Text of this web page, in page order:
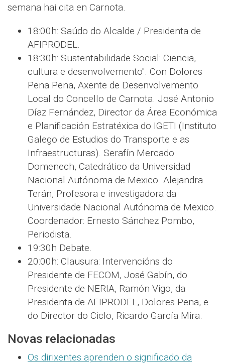
semana hai cita en Carnota.
18:00h: Saúdo do Alcalde / Presidenta de
AFIPRODEL.
18:30h: Sustentabilidade Social: Ciencia,
cultura e desenvolvemento". Con Dolores
Pena Pena, Axente de Desenvolvemento
Local do Concello de Carnota. José Antonio
Díaz Fernández, Director da Área Económica
e Planificación Estratéxica do IGETI (Instituto
Galego de Estudios do Transporte e as
Infraestructuras). Serafín Mercado
Domenech, Catedrático da Universidad
Nacional Autónoma de Mexico. Alejandra
Terán, Profesora e investigadora da
Universidade Nacional Autónoma de Mexico.
Coordenador: Ernesto Sánchez Pombo,
Periodista.
19:30h Debate.
20:00h: Clausura: Intervencións do
Presidente de FECOM, José Gabín, do
Presidente de NERIA, Ramón Vigo, da
Presidenta de AFIPRODEL, Dolores Pena, e
do Director do Ciclo, Ricardo García Mira.
Novas relacionadas
Os dirixentes aprenden o significado da